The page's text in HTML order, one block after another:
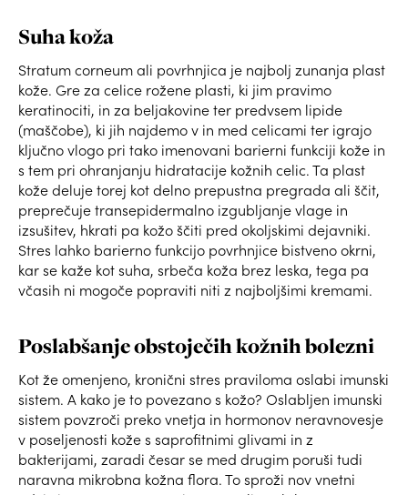
Suha koža
Stratum corneum ali povrhnjica je najbolj zunanja plast
kože. Gre za celice rožene plasti, ki jim pravimo
keratinociti, in za beljakovine ter predvsem lipide
(maščobe), ki jih najdemo v in med celicami ter igrajo
ključno vlogo pri tako imenovani barierni funkciji kože in
s tem pri ohranjanju hidratacije kožnih celic. Ta plast
kože deluje torej kot delno prepustna pregrada ali ščit,
preprečuje transepidermalno izgubljanje vlage in
izsušitev, hkrati pa kožo ščiti pred okoljskimi dejavniki.
Stres lahko barierno funkcijo povrhnjice bistveno okrni,
kar se kaže kot suha, srbeča koža brez leska, tega pa
včasih ni mogoče popraviti niti z najboljšimi kremami.
Poslabšanje obstoječih kožnih bolezni
Kot že omenjeno, kronični stres praviloma oslabi imunski
sistem. A kako je to povezano s kožo? Oslabljen imunski
sistem povzroči preko vnetja in hormonov neravnovesje
v poseljenosti kože s saprofitnimi glivami in z
bakterijami, zaradi česar se med drugim poruši tudi
naravna mikrobna kožna flora. To sproži nov vnetni